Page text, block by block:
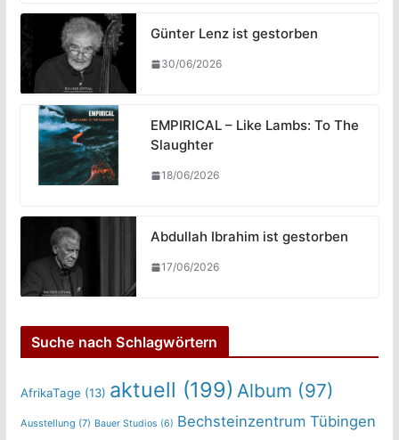
Günter Lenz ist gestorben
30/06/2026
EMPIRICAL – Like Lambs: To The
Slaughter
18/06/2026
Abdullah Ibrahim ist gestorben
17/06/2026
Suche nach Schlagwörtern
AfrikaTage (13) aktuell (199) Album (97)
Ausstellung (7) Bauer Studios (6) Bechsteinzentrum Tübingen